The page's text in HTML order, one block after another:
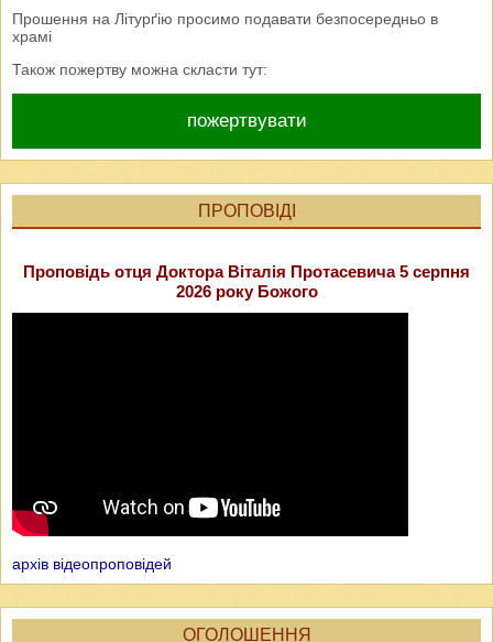
Прошення на Літурґію просимо подавати безпосередньо в
храмі
Також пожертву можна скласти тут:
пожертвувати
ПРОПОВІДІ
Проповідь отця Доктора Віталія Протасевича 5 серпня
2026 року Божого
архів відеопроповідей
ОГОЛОШЕННЯ